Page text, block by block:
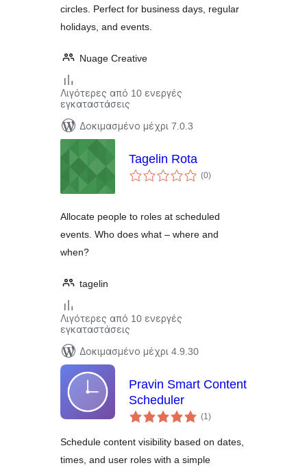
circles. Perfect for business days, regular
holidays, and events.
Nuage Creative
Λιγότερες από 10 ενεργές
εγκαταστάσεις
Δοκιμασμένο μέχρι 7.0.3
Tagelin Rota
(0αξιολογήσεις
σύνολο
)
Allocate people to roles at scheduled
events. Who does what – where and
when?
tagelin
Λιγότερες από 10 ενεργές
εγκαταστάσεις
Δοκιμασμένο μέχρι 4.9.30
Pravin Smart Content
Scheduler
(1αξιολογήσεις
σύνολο
)
Schedule content visibility based on dates,
times, and user roles with a simple